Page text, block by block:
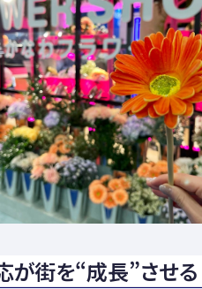
が街を“成長”させる